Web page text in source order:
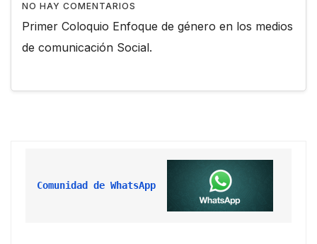
NO HAY COMENTARIOS
Primer Coloquio Enfoque de género en los medios
de comunicación Social.
Comunidad de WhatsApp